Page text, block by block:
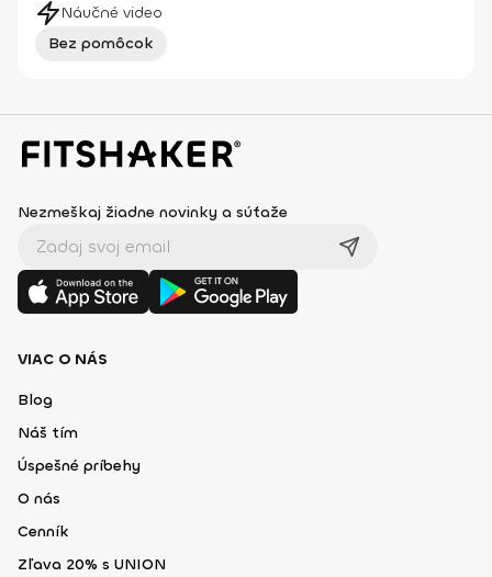
Náučné video
Bez pomôcok
Nezmeškaj žiadne novinky a súťaže
VIAC O NÁS
Blog
Náš tím
Úspešné príbehy
O nás
Cenník
Zľava 20% s UNION